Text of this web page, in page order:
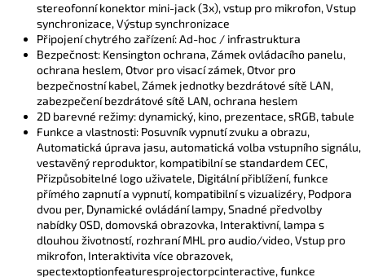
stereofonní konektor mini-jack (3x), vstup pro mikrofon, Vstup
synchronizace, Výstup synchronizace
Připojení chytrého zařízení: Ad-hoc / infrastruktura
Bezpečnost: Kensington ochrana, Zámek ovládacího panelu,
ochrana heslem, Otvor pro visací zámek, Otvor pro
bezpečnostní kabel, Zámek jednotky bezdrátové sítě LAN,
zabezpečení bezdrátové sítě LAN, ochrana heslem
2D barevné režimy: dynamický, kino, prezentace, sRGB, tabule
Funkce a vlastnosti: Posuvník vypnutí zvuku a obrazu,
Automatická úprava jasu, automatická volba vstupního signálu,
vestavěný reproduktor, kompatibilní se standardem CEC,
Přizpůsobitelné logo uživatele, Digitální přiblížení, funkce
přímého zapnutí a vypnutí, kompatibilní s vizualizéry, Podpora
dvou per, Dynamické ovládání lampy, Snadné předvolby
nabídky OSD, domovská obrazovka, Interaktivní, lampa s
dlouhou životností, rozhraní MHL pro audio/video, Vstup pro
mikrofon, Interaktivita více obrazovek,
spectextoptionfeaturesprojectorpcinteractive, funkce